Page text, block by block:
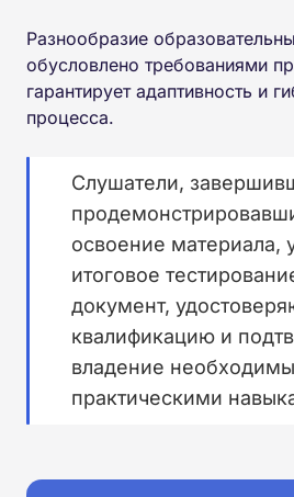
Разнообразие
обусловлено требованиями
гарантирует адаптивность и
процесса.
Слушатели,
освоение материала,
итоговое
документ,
квалификацию и
владение
практическими